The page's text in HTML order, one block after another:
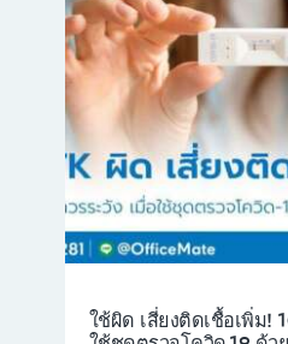
ใช้ผิด เสี่ยงติดเชื้อเพิ่ม!